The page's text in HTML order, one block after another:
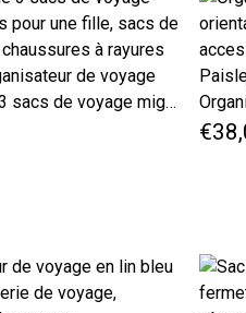
Ensemble de 3 sacs de voyage mignons roses pour une fille, sacs de lingerie, sac à chaussures à rayures roses, sac organisateur de voyage